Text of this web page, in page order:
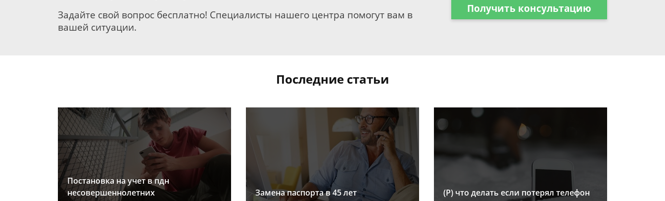
Задайте свой вопрос бесплатно! Специалисты нашего центра помогут вам в
вашей ситуации.
Получить консультацию
Последние статьи
Постановка на учет в пдн
несовершеннолетних
Замена паспорта в 45 лет (Р) что делать если потерял телефон